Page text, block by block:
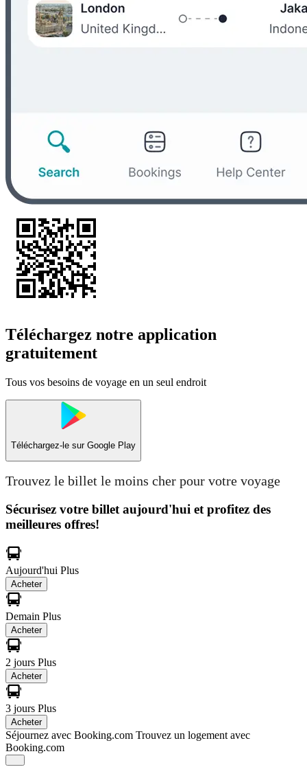
Téléchargez notre application
gratuitement
Tous vos besoins de voyage en un seul endroit
Téléchargez-le sur Google Play
Trouvez le billet le moins cher pour votre voyage
Sécurisez votre billet aujourd'hui et profitez des
meilleures offres!
Aujourd'hui Plus
Acheter
Demain Plus
Acheter
2 jours Plus
Acheter
3 jours Plus
Acheter
Séjournez avec Booking.com Trouvez un logement avec
Booking.com